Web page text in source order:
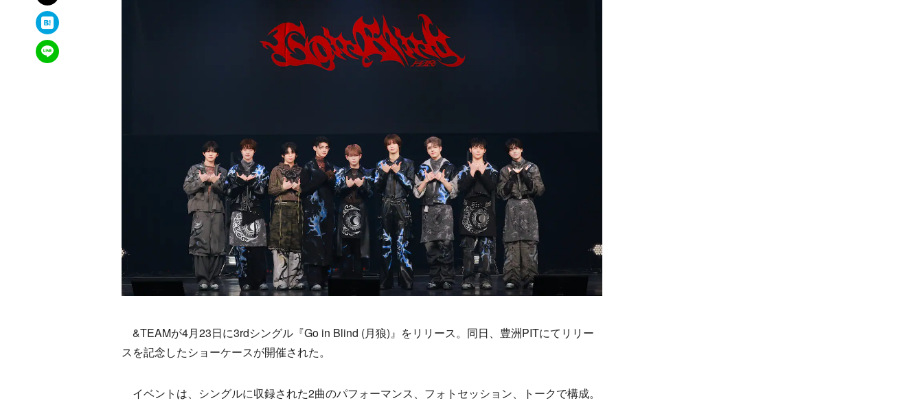
はてなブックマーク
LINEで送る
&TEAMが4月23日に3rdシングル『Go in Blind (月狼)』をリリース。同日、豊洲PITにてリリー
スを記念したショーケースが開催された。
イベントは、シングルに収録された2曲のパフォーマンス、フォトセッション、トークで構成。